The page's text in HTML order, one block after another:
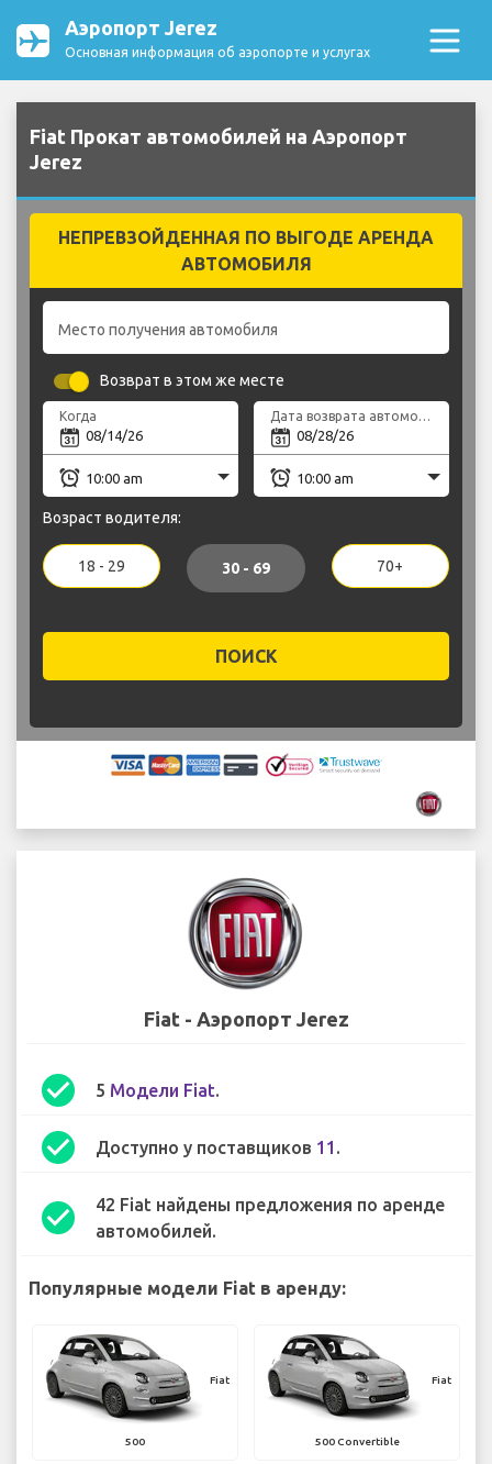
Аэропорт Jerez
Основная информация об аэропорте и услугах
Fiat Прокат автомобилей на Аэропорт
Jerez
НЕПРЕВЗОЙДЕННАЯ ПО ВЫГОДЕ АРЕНДА
АВТОМОБИЛЯ
Место получения автомобиля
Возврат в этом же месте
Когда Дата возврата автомобиля
Возраст водителя:
18 - 29 30 - 69 70+
ПОИСК
Fiat - Аэропорт Jerez
check_circle 5 Модели Fiat.
check_circle Доступно у поставщиков 11 .
check_circle
42 Fiat найдены предложения по аренде
автомобилей.
Популярные модели Fiat в аренду:
Fiat
500
Fiat
500 Convertible